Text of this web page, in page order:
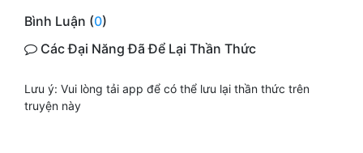
Xuyên Không
Bình Luận (0)
Các Đại Năng Đã Để Lại Thần Thức
Lưu ý: Vui lòng tải app để có thể lưu lại thần thức trên
truyện này